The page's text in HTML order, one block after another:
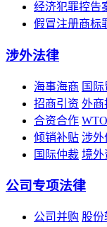
经济犯罪控告
假冒注册商标
涉外法律
海事海商 国
招商引资 外商
合资合作
倾销补贴 涉外
国际仲裁 境外
公司专项法律
公司并购 股份